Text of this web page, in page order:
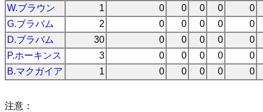
W.ブラウン
1 0 0 0 0
0
G.ブラバム
2 0 0 0 0
0
D.ブラバム
30 0 0 0 0
0
P.ホーキンス
3 0 0 0 0
0
B.マクガイア
1 0 0 0 0 0
注意：